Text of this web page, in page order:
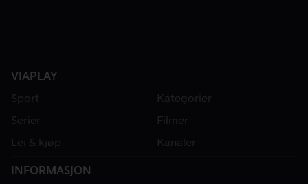
VIAPLAY
Sport
Kategorier
Serier
Filmer
Lei & kjøp
Kanaler
INFORMASJON